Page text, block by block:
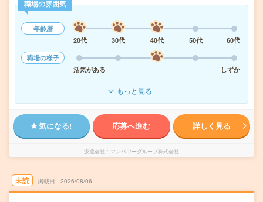
職場の雰囲気
年齢層
20代
30代 40代 50代
60代
職場の様子
活気がある
しずか
もっと見る
気になる! 応募へ進む 詳しく見る
派遣会社 マンパワーグループ株式会社
未読 掲載日 2026/08/06